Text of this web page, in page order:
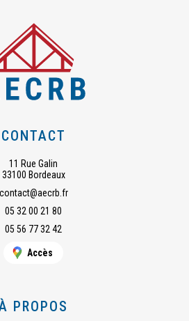
CONTACT
11 Rue Galin
33100 Bordeaux
contact@aecrb.fr
05 32 00 21 80
05 56 77 32 42
Accès
PROPOS